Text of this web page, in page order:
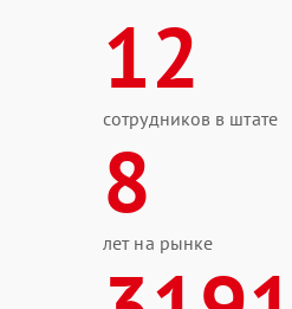
12
сотрудников в штате
8
лет на рынке